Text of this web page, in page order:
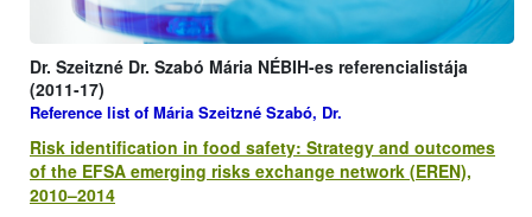
Dr. Szeitzné Dr. Szabó Mária NÉBIH-es referencialistája
(2011-17)
Reference list of Mária Szeitzné Szabó, Dr.
Risk identification in food safety: Strategy and outcomes
of the EFSA emerging risks exchange network (EREN),
2010–2014